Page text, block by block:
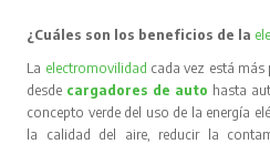
¿Cuáles son los beneficios de la
La electromovilidad cada vez está más
desde cargadores de auto hasta
concepto verde del uso de la energía
la calidad del aire, reducir la